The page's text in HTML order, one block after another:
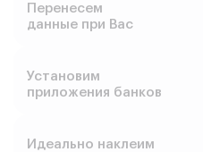
Перенесем
данные при Вас
Установим
приложения банков
Идеально наклеим